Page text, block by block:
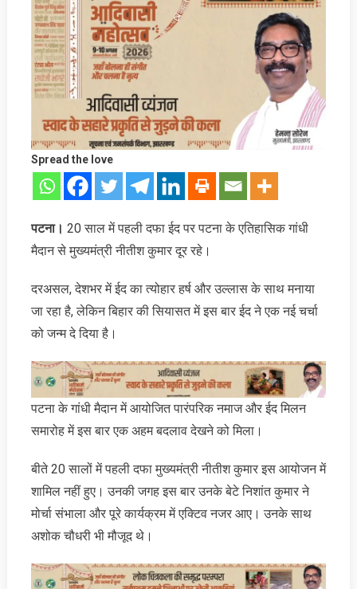
Spread the love
पटना। 20 साल में पहली दफा ईद पर पटना के एतिहासिक गांधी
मैदान से मुख्यमंत्री नीतीश कुमार दूर रहे।
दरअसल, देशभर में ईद का त्योहार हर्ष और उल्लास के साथ मनाया
जा रहा है, लेकिन बिहार की सियासत में इस बार ईद ने एक नई चर्चा
को जन्म दे दिया है।
पटना के गांधी मैदान में आयोजित पारंपरिक नमाज और ईद मिलन
समारोह में इस बार एक अहम बदलाव देखने को मिला।
बीते 20 सालों में पहली दफा मुख्यमंत्री नीतीश कुमार इस आयोजन में
शामिल नहीं हुए। उनकी जगह इस बार उनके बेटे निशांत कुमार ने
मोर्चा संभाला और पूरे कार्यक्रम में एक्टिव नजर आए। उनके साथ
अशोक चौधरी भी मौजूद थे।